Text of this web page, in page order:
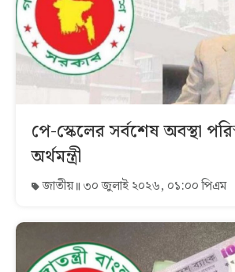
পে-স্কেলের সর্বশেষ অবস্থা
অর্থমন্ত্রী
জাতীয় ৩০ জুলাই ২০২৬, ০১:০০ পিএম